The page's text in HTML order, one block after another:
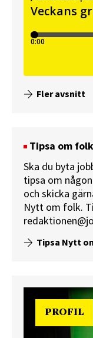
Fler avsnitt
Tipsa om
Ska du byta
tipsa om
och skicka
Nytt om folk.
Tipsa Nytt
PROFIL